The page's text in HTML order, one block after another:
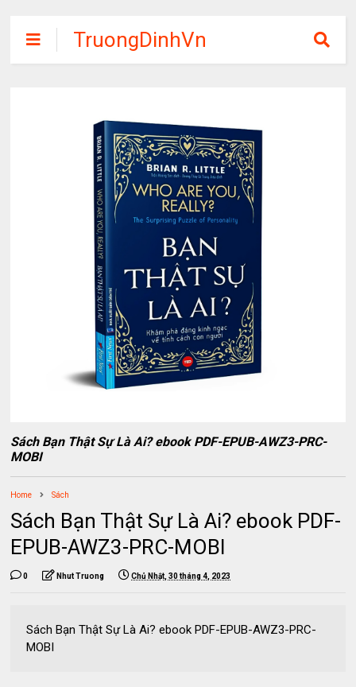
TruongDinhVn
Chia sẽ ebook,
tập miễn phí
Sách Bạn Thật Sự Là Ai? ebook PDF-EPUB-AWZ3-PRC-
MOBI
Home Sách
Sách Bạn Thật Sự Là Ai? ebook PDF-
EPUB-AWZ3-PRC-MOBI
0 Nhut Truong Chủ Nhật, 30 tháng 4, 2023
Sách Bạn Thật Sự Là Ai? ebook PDF-EPUB-AWZ3-PRC-
MOBI